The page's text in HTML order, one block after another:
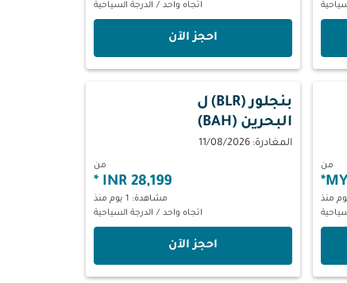
اتجاه واحد / الدرجة السياحية
‫احجز الآن‬
من
*
بنجلور (BLR)
ل
البحرين (BAH)
المغادرة: 11/08/2026
من
28,199 INR
*
مشاهدة: 1 يوم منذ
اتجاه واحد / الدرجة السياحية
‫احجز الآن‬